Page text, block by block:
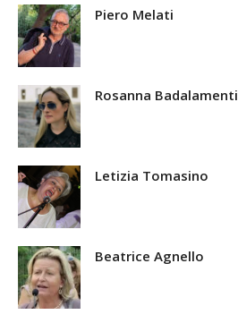
Piero Melati
Rosanna Badalamenti
Letizia Tomasino
Beatrice Agnello